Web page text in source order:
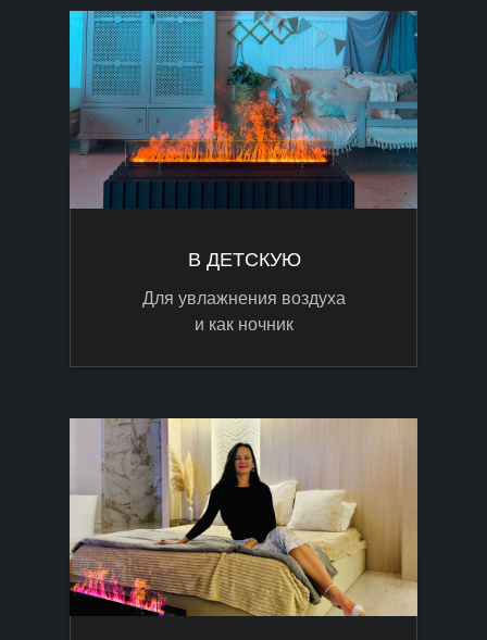
В ДЕТСКУЮ
Для увлажнения воздуха
и как ночник